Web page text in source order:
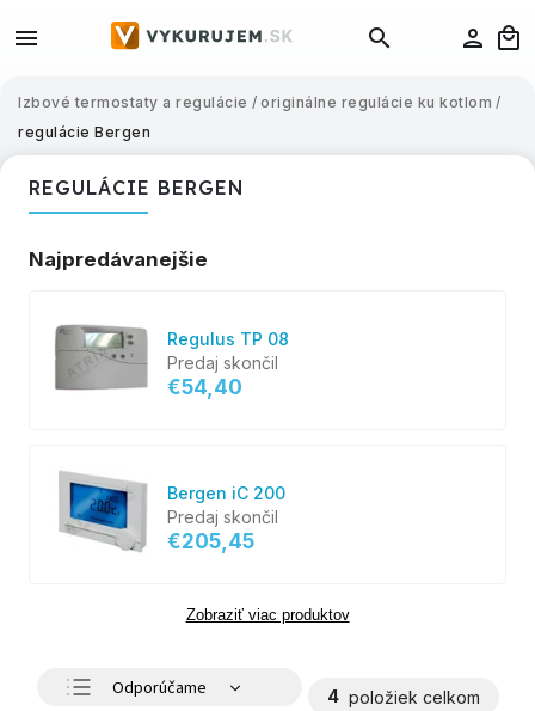
Izbové termostaty a regulácie / originálne regulácie ku kotlom /
regulácie Bergen
REGULÁCIE BERGEN
Najpredávanejšie
Regulus TP 08
Predaj skončil
€54,40
Bergen iC 200
Predaj skončil
€205,45
Zobraziť viac produktov
Odporúčame
4 položiek celkom